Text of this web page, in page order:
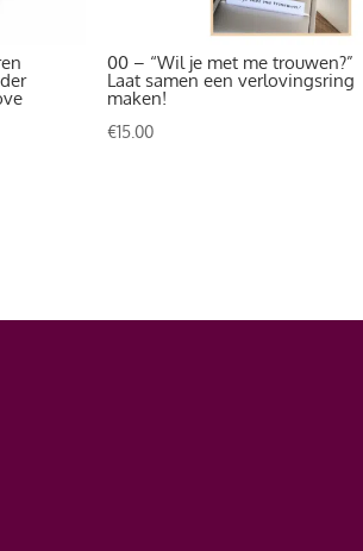
00 – “Wil je met me trouwen?”
Laat samen een verlovingsring
maken!
€15.00